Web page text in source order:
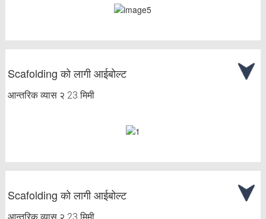
Scafolding को लागी आईबोल्ट
आन्तरिक व्यास २ 23 मिमी
Scafolding को लागी आईबोल्ट
आन्तरिक व्यास २ 23 मिमी